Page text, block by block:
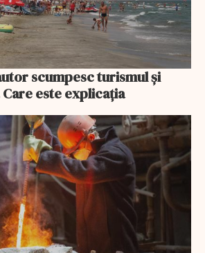
scumpesc turismul și
este explicația